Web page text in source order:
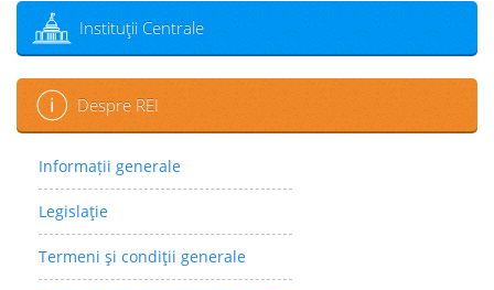
Instituţii Centrale
Despre REI
Informații generale
Legislaţie
Termeni şi condiţii generale